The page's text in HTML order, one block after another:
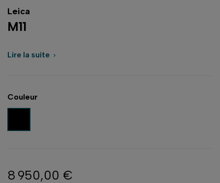
Leica
M11
Lire la suite 
Couleur
8 950,00 €